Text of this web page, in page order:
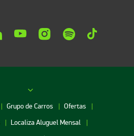
Grupo de Carros
Ofertas
Localiza Aluguel Mensal